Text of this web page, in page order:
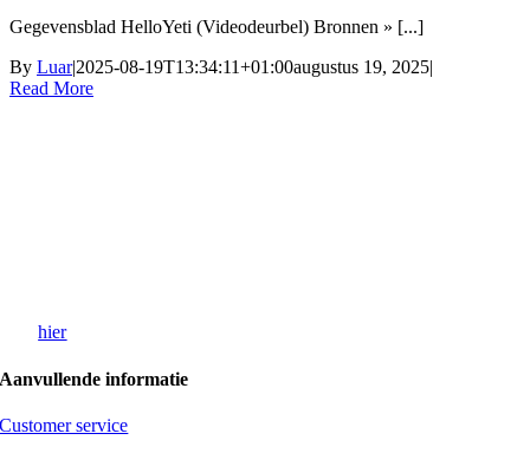
Gegevensblad HelloYeti (Videodeurbel) Bronnen » [...]
By Luar|2025-08-19T13:34:11+01:00augustus 19, 2025|
Read More
hiereen demo aan
Aanvullende informatie
Customer service